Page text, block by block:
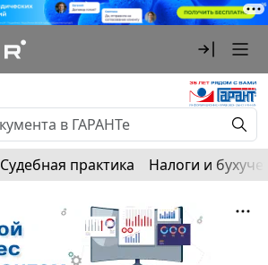
Судебная практика Налоги и